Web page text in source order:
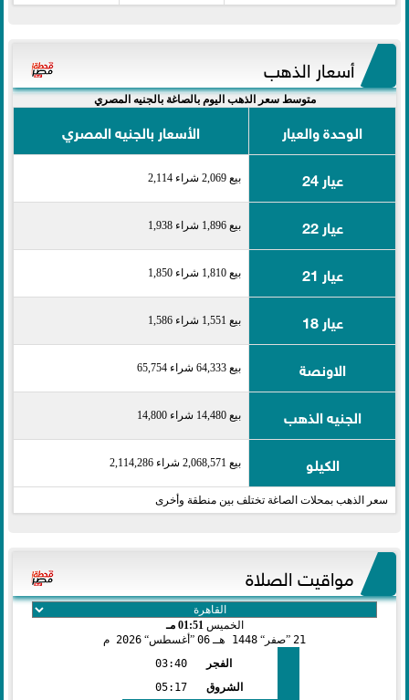
أسعار الذهب
متوسط سعر الذهب اليوم بالصاغة بالجنيه المصري
الوحدة والعيار
الأسعار بالجنيه المصري
عيار 24
بيع 2,069 شراء 2,114
عيار 22 بيع 1,896 شراء 1,938
عيار 21 بيع 1,810 شراء 1,850
عيار 18 بيع 1,551 شراء 1,586
الاونصة بيع 64,333 شراء 65,754
الجنيه الذهب بيع 14,480 شراء 14,800
الكيلو بيع 2,068,571 شراء 2,114,286
سعر الذهب بمحلات الصاغة تختلف بين منطقة وأخرى
مواقيت الصلاة
الخميس01:51 مـ
21 صفر 1448 هـ 06 أغسطس 2026 م
الفجر
03:40
الشروق
05:17